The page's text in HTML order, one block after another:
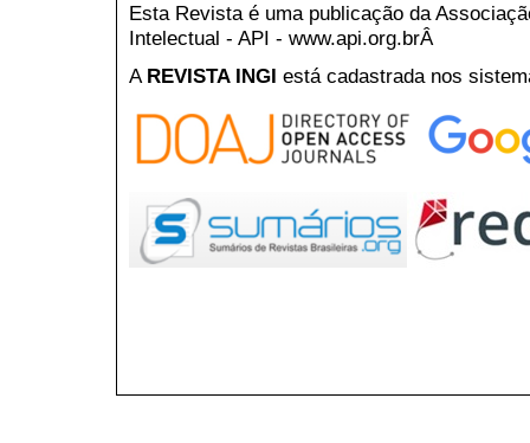
Esta Revista é uma publicação da
Intelectual - API - www.api.org.brÂ
A REVISTA INGI está cadastrada nos